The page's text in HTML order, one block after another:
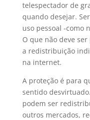
telespectador de
quando desejar.
uso pessoal -como
O que não deve
a redistribuição
na internet.
A proteção é para
sentido
podem ser
outros mercados,